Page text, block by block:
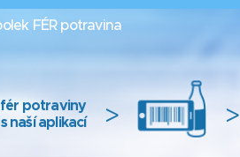
FÉR potravina
fér potraviny
s naší aplikací > >